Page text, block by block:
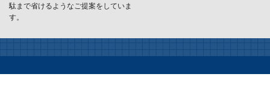
駄まで省けるようなご提案をしていま
す。